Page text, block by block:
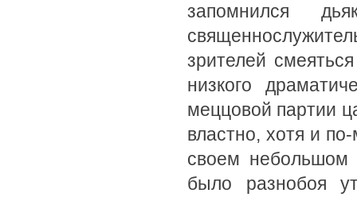
запомнился
зрителей
низкого
меццовой партии
властно, хотя и
своем небольшом
было разнобоя